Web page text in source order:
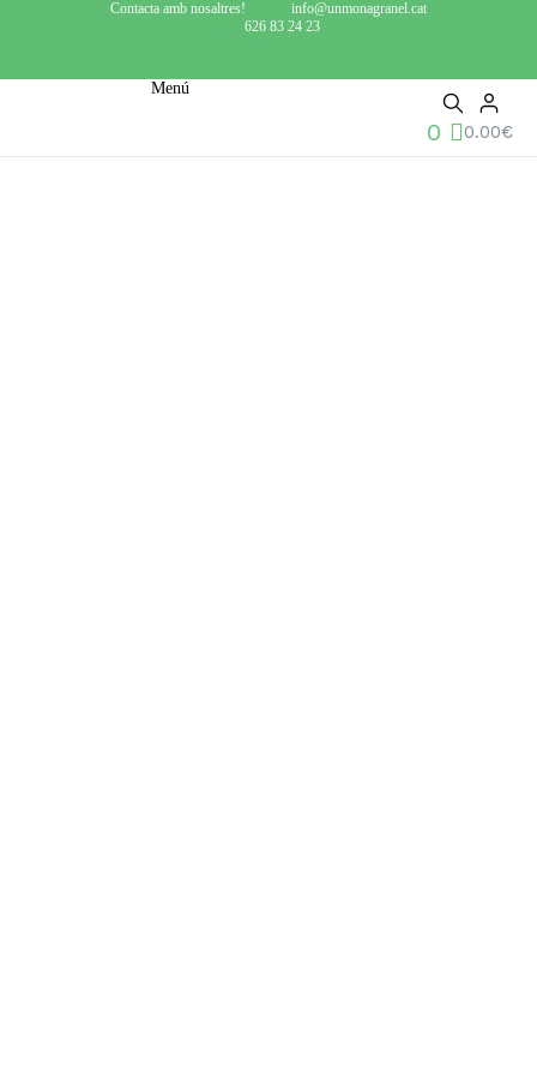
Contacta amb nosaltres!
info@unmonagranel.cat
626 83 24 23
Menú
0.00€
0